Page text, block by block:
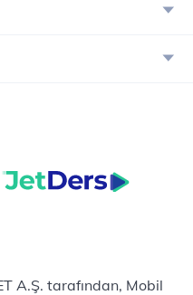
A.Ş. tarafından, Mobil